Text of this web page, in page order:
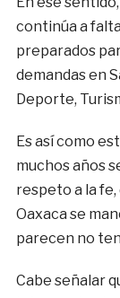
continúa a
preparados
demandas en
Deporte,
Es así como
muchos años
respeto a la
Oaxaca se
parecen no
Cabe señalar